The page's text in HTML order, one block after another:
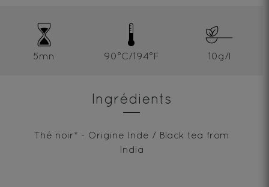
5mn 90°C/194°F 10g/l
Ingrédients
Thé noir* - Origine Inde / Black tea from
India